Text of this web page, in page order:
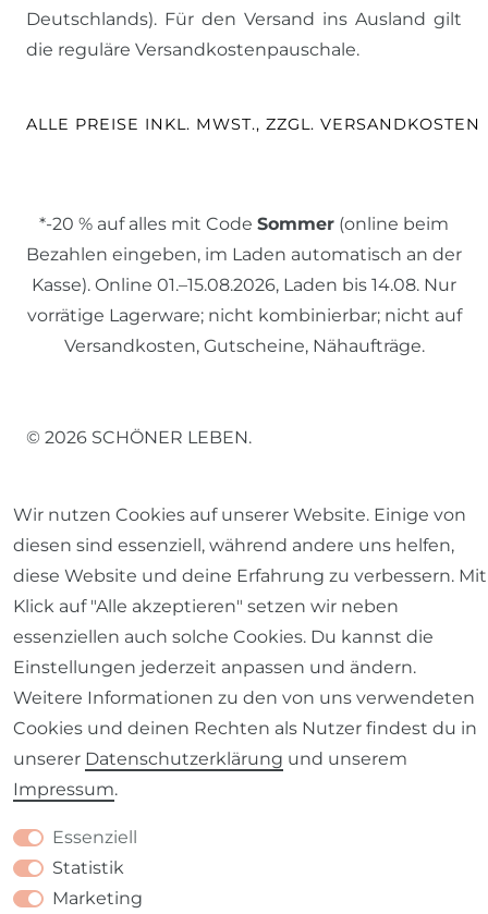
Deutschlands). Für den Versand ins Ausland gilt
die reguläre Versandkostenpauschale.
ALLE PREISE INKL. MWST., ZZGL. VERSANDKOSTEN
*-20 % auf alles mit Code Sommer (online beim
Bezahlen eingeben, im Laden automatisch an der
Kasse). Online 01.–15.08.2026, Laden bis 14.08. Nur
vorrätige Lagerware; nicht kombinierbar; nicht auf
Versandkosten, Gutscheine, Nähaufträge.
© 2026 SCHÖNER LEBEN.
Daten­schutz­erklärung
Barrierefreiheitserklärung Widerrufs­recht
VERTRAG WIDERRUFEN
Wir nutzen Cookies auf unserer Website. Einige von
diesen sind essenziell, während andere uns helfen,
diese Website und deine Erfahrung zu verbessern. Mit
Klick auf "Alle akzeptieren" setzen wir neben
essenziellen auch solche Cookies. Du kannst die
Einstellungen jederzeit anpassen und ändern.
Weitere Informationen zu den von uns verwendeten
Cookies und deinen Rechten als Nutzer findest du in
unserer Daten­schutz­erklärung und unserem
Impressum.
Essenziell
Statistik
Marketing